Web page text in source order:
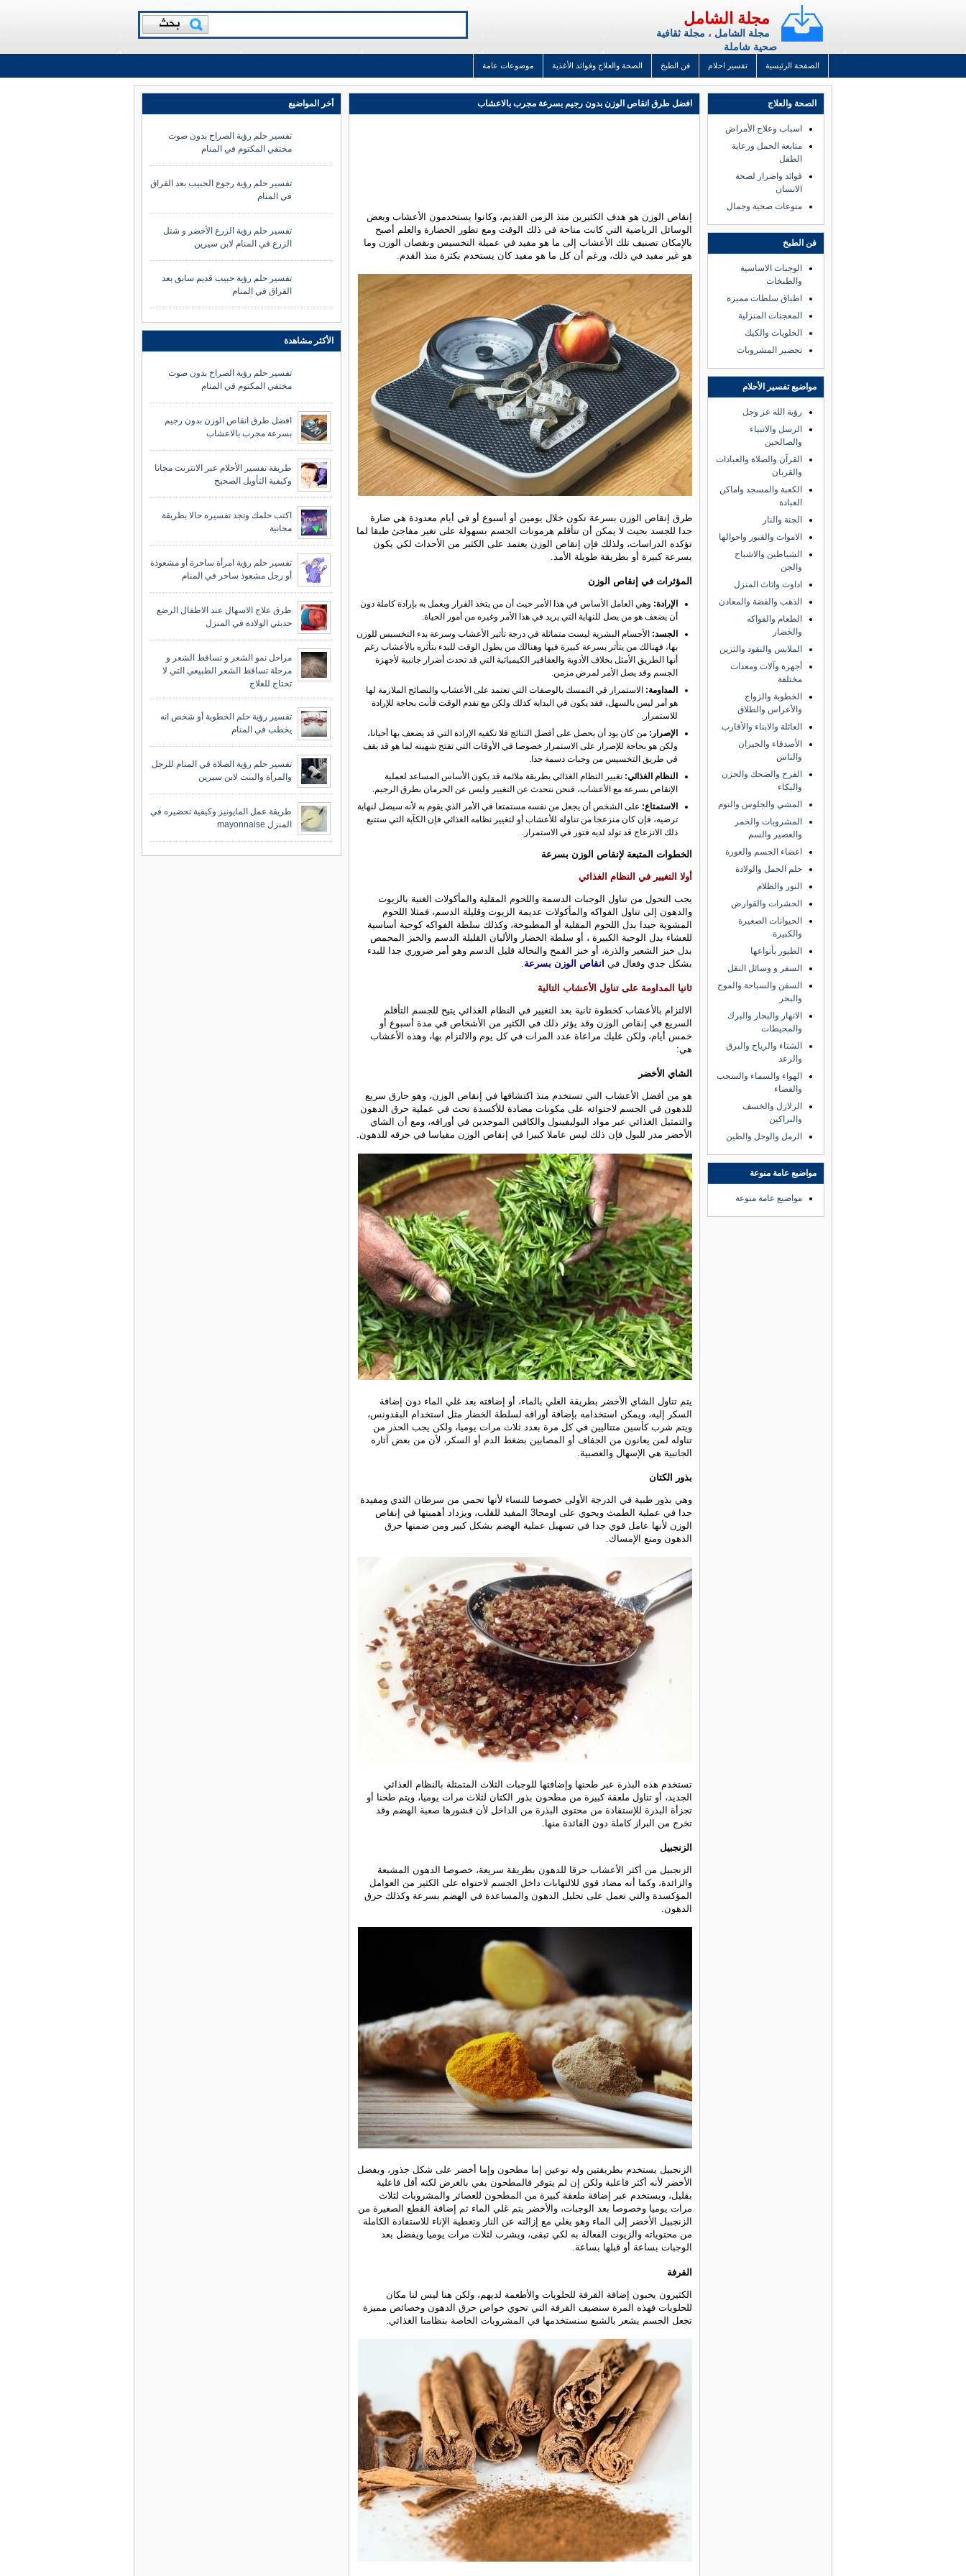
مجلة الشامل
مجلة الشامل ، مجلة ثقافية
صحية شاملة
الصفحة الرئيسية تفسير احلام فن الطبخ الصحة والعلاج وفوائد الأغذية موضوعات عامة
افضل طرق انقاص الوزن بدون رجيم بسرعة مجرب بالاعشاب
إنقاص الوزن هو هدف الكثيرين منذ الزمن القديم، وكانوا يستخدمون الأعشاب وبعض
الوسائل الرياضية التي كانت متاحة في ذلك الوقت ومع تطور الحضارة والعلم أصبح
بالإمكان تصنيف تلك الأعشاب إلى ما هو مفيد في عميلة التخسيس ونقصان الوزن وما
هو غير مفيد في ذلك، ورغم أن كل ما هو مفيد كان يستخدم بكثرة منذ القدم.
طرق إنقاص الوزن بسرعة تكون خلال يومين أو أسبوع أو في أيام معدودة هي ضارة
جدا للجسد بحيث لا يمكن أن تتأقلم هرمونات الجسم بسهولة على تغير مفاجئ طبقا لما
تؤكده الدراسات، ولذلك فإن إنقاص الوزن يعتمد على الكثير من الأحداث لكي يكون
بسرعة كبيرة أو بطريقة طويلة الأمد.
المؤثرات في إنقاص الوزن
الإرادة: وهي العامل الأساس في هذا الأمر حيث أن من يتخذ القرار ويعمل به بإرادة كاملة دون
أن يضعف هو من يصل للنهاية التي يريد في هذا الأمر وغيره من أمور الحياة.
الجسد: الأجسام البشرية ليست متماثلة في درجة تأثير الأعشاب وسرعة بدء التخسيس للوزن
بها، فهنالك من يتأثر بسرعة كبيرة فيها وهنالك من يطول الوقت للبدء بتأثره بالأعشاب رغم
أنها الطريق الأمثل بخلاف الأدوية والعقاقير الكيميائية التي قد تحدث أضرار جانبية لأجهزة
الجسم وقد يصل الأمر لمرض مزمن.
المداومة: الاستمرار في التمسك بالوصفات التي تعتمد على الأعشاب والنصائح الملازمة لها
هو أمر ليس بالسهل، فقد يكون في البداية كذلك ولكن مع تقدم الوقت فأنت بحاجة للإرادة
للاستمرار.
الإصرار: من كان يود أن يحصل على أفضل النتائج فلا تكفيه الإرادة التي قد يضعف بها أحيانا،
ولكن هو بحاجة للإصرار على الاستمرار خصوصا في الأوقات التي تفتح شهيته لما هو قد يقف
في طريق التخسيس من وجبات دسمة جدا.
النظام الغذائي: تغيير النظام الغذائي بطريقة ملائمة قد يكون الأساس المساعد لعملية
الإنقاص بسرعة مع الأعشاب، فنحن نتحدث عن التغيير وليس عن الحرمان بطرق الرجيم.
الاستمتاع: على الشخص أن يجعل من نفسه مستمتعا في الأمر الذي يقوم به لأنه سيصل لنهاية
ترضيه، فإن كان منزعجا من تناوله للأعشاب أو لتغيير نظامه الغذائي فإن الكآبة التي ستتبع
ذلك الانزعاج قد تولد لديه فتور في الاستمرار.
الخطوات المتبعة لإنقاص الوزن بسرعة
أولا التغيير في النظام الغذائي
يجب التحول من تناول الوجبات الدسمة واللحوم المقلية والمأكولات الغنية بالزيوت
والدهون إلى تناول الفواكه والمأكولات عديمة الزيوت وقليلة الدسم، فمثلا اللحوم
المشوية جيدا بدل اللحوم المقلية أو المطبوخة، وكذلك سلطة الفواكه كوجبة أساسية
للعشاء بدل الوجبة الكبيرة ، أو سلطة الخضار والألبان القليلة الدسم والخبز المحمص
بدل خبز الشعير والذرة، أو خبز القمح والنخالة قليل الدسم وهو أمر ضروري جدا للبدء
بشكل جدي وفعال في
انقاص الوزن بسرعة
ثانيا المداومة على تناول الأعشاب التالية
الالتزام بالأعشاب كخطوة ثانية بعد التغيير في النظام الغذائي يتيح للجسم التأقلم
السريع في إنقاص الوزن وقد يؤثر ذلك في الكثير من الأشخاص في مدة أسبوع أو
خمس أيام، ولكن عليك مراعاة عدد المرات في كل يوم والالتزام بها، وهذه الأعشاب
هي:
الشاي الأخضر
هو من أفضل الأعشاب التي تستخدم منذ اكتشافها في إنقاص الوزن، وهو حارق سريع
للدهون في الجسم لاحتوائه على مكونات مضادة للأكسدة تحث في عملية حرق الدهون
والتمثيل الغذائي عبر مواد البوليفينول والكافين الموجدين في أوراقه، ومع أن الشاي
الأخضر مدر للبول فإن ذلك ليس عاملا كبيرا في إنقاص الوزن مقياسا في حرقه للدهون.
يتم تناول الشاي الأخضر بطريقة الغلي بالماء، أو إضافته بعد غلي الماء دون إضافة
السكر إليه، ويمكن استخدامه بإضافة أوراقه لسلطة الخضار مثل استخدام البقدونس،
ويتم شرب كأسين متتاليين في كل مرة بعدد ثلاث مرات يوميا، ولكن يجب الحذر من
تناوله لمن يعانون من الجفاف أو المصابين بضغط الدم أو السكر، لأن من بعض آثاره
الجانبية هي الإسهال والعصبية.
بذور الكتان
وهي بذور طبية في الدرجة الأولى خصوصا للنساء لأنها تحمي من سرطان الثدي ومفيدة
جدا في عملية الطمث ويحوي على اومجا3 المفيد للقلب، ويزداد أهميتها في إنقاص
الوزن لأنها عامل قوي جدا في تسهيل عملية الهضم بشكل كبير ومن ضمنها حرق
الدهون ومنع الإمساك.
تستخدم هذه البذرة عبر طحنها وإضافتها للوجبات الثلاث المتمثلة بالنظام الغذائي
الجديد، أو تناول ملعقة كبيرة من مطحون بذور الكتان لثلاث مرات يوميا، ويتم طحنا أو
تجزأة البذرة للإستفادة من محتوى البذرة من الداخل لأن قشورها صعبة الهضم وقد
تخرج من البراز كاملة دون الفائدة منها.
الزنجبيل
الزنجبيل من أكثر الأعشاب حرقا للدهون بطريقة سريعة، خصوصا الدهون المشبعة
والزائدة، وكما أنه مضاد قوي للالتهابات داخل الجسم لاحتواه على الكثير من العوامل
المؤكسدة والتي تعمل على تحليل الدهون والمساعدة في الهضم بسرعة وكذلك حرق
الدهون.
الزنجبيل يستخدم بطريقتين وله نوعين إما مطحون وإما أخضر على شكل جذور، ويفضل
الأخضر لأنه أكثر فاعلية ولكن إن لم يتوفر فالمطحون يفي بالغرض لكنه أقل فاعلية
بقليل، ويستخدم عبر إضافة ملعقة كبيرة من المطحون للعصائر والمشروبات لثلاث
مرات يوميا وخصوصا بعد الوجبات، والأخضر يتم غلي الماء ثم إضافة القطع الصغيرة من
الزنجبيل الأخضر إلى الماء وهو يغلي مع إزالته عن النار وتغطية الإناء للاستفادة الكاملة
من محتوياته والزيوت الفعالة به لكي تبقى، ويشرب لثلاث مرات يوميا ويفضل بعد
الوجبات بساعة أو قبلها بساعة.
القرفة
الكثيرون يحبون إضافة القرفة للحلويات والأطعمة لديهم، ولكن هنا ليس لنا مكان
للحلويات فهذه المرة سنضيف القرفة التي تحوي خواص حرق الدهون وخصائص مميزة
تجعل الجسم يشعر بالشبع سنستخدمها في المشروبات الخاصة بنظامنا الغذائي.
الصحة والعلاج
اسباب وعلاج الأمراض
متابعة الحمل ورعاية
الطفل
فوائد واضرار لصحة
الانسان
منوعات صحية وجمال
فن الطبخ
الوجبات الاساسية
والطبخات
اطباق سلطات مميزة
المعجنات المنزلية
الحلويات والكيك
تحضير المشروبات
مواضيع تفسير الأحلام
رؤية الله عز وجل
الرسل والانبياء
والصالحين
القرآن والصلاة والعبادات
والقربان
الكعبة والمسجد واماكن
العبادة
الجنة والنار
الاموات والقبور واحوالها
الشياطين والاشباح
والجن
اداوت واثاث المنزل
الذهب والفضة والمعادن
الطعام والفواكه
والخضار
الملابس والنقود والتزين
أجهزة وآلات ومعدات
مختلفة
الخطوبة والزواج
والأعراس والطلاق
العائلة والابناء والأقارب
الأصدقاء والجيران
والناس
الفرح والضحك والحزن
والبكاء
المشي والجلوس والنوم
المشروبات والخمر
والعصير والسم
اعضاء الجسم والعورة
حلم الحمل والولادة
النور والظلام
الحشرات والقوارض
الحيوانات الصغيرة
والكبيرة
الطيور بأنواعها
السفر و وسائل النقل
السفن والسباحة والموج
والبحر
الانهار والبحار والبرك
والمحيطات
الشتاء والرياح والبرق
والرعد
الهواء والسماء والسحب
والفضاء
الزلازل والخسف
والبراكين
الرمل والوحل والطين
مواضيع عامة منوعة
مواضيع عامة منوعة
أخر المواضيع
تفسير حلم رؤية الصراخ بدون صوت
مختفي المكتوم في المنام
تفسير حلم رؤية رجوع الحبيب بعد الفراق
في المنام
تفسير حلم رؤية الزرع الأخضر و شتل
الزرع في المنام لابن سيرين
تفسير حلم رؤية حبيب قديم سابق بعد
الفراق في المنام
الأكثر مشاهدة
تفسير حلم رؤية الصراخ بدون صوت
مختفي المكتوم في المنام
افضل طرق انقاص الوزن بدون رجيم
بسرعة مجرب بالاعشاب
طريقة تفسير الأحلام عبر الانترنت مجانا
وكيفية التأويل الصحيح
اكتب حلمك وتجد تفسيره حالا بطريقة
مجانية
تفسير حلم رؤية امرأة ساحرة أو مشعوذة
أو رجل مشعوذ ساحر في المنام
طرق علاج الاسهال عند الاطفال الرضع
حديثي الولادة في المنزل
مراحل نمو الشعر و تساقط الشعر و
مرحلة تساقط الشعر الطبيعي التي لا
تحتاج للعلاج
تفسير رؤية حلم الخطوبة أو شخص انه
يخطب في المنام
تفسير حلم رؤية الصلاة في المنام للرجل
والمرأة والبنت لابن سيرين
طريقة عمل المايونيز وكيفية تحضيره في
المنزل mayonnaise